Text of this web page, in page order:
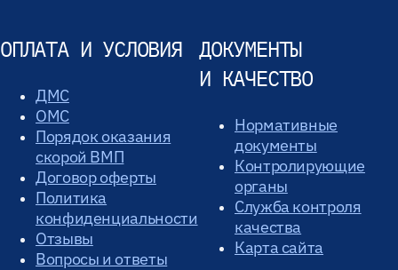
ОПЛАТА И УСЛОВИЯ
ДМС
ОМС
Порядок оказания
скорой ВМП
Договор оферты
Политика
конфиденциальности
Отзывы
Вопросы и ответы
ДОКУМЕНТЫ
И КАЧЕСТВО
Нормативные
документы
Контролирующие
органы
Служба контроля
качества
Карта сайта